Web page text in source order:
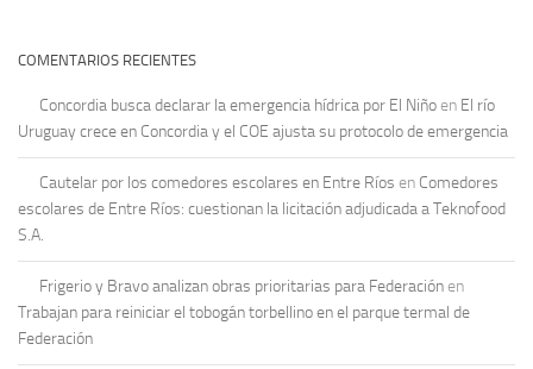
COMENTARIOS RECIENTES
Concordia busca declarar la emergencia hídrica por El Niño en El río
Uruguay crece en Concordia y el COE ajusta su protocolo de emergencia
Cautelar por los comedores escolares en Entre Ríos en Comedores
escolares de Entre Ríos: cuestionan la licitación adjudicada a Teknofood
S.A.
Frigerio y Bravo analizan obras prioritarias para Federación en
Trabajan para reiniciar el tobogán torbellino en el parque termal de
Federación